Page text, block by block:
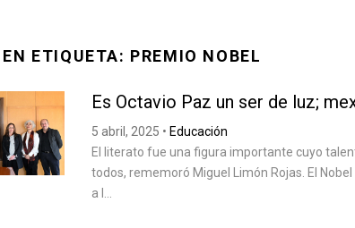
ETIQUETA: PREMIO NOBEL
Es Octavio Paz un ser de luz;
5 abril, 2025 • Educación
El literato fue una figura importante cuyo
todos, rememoró Miguel Limón Rojas. El
a l...